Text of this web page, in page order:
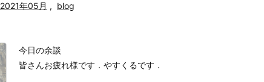
2021年05月 , blog
今日の余談
皆さんお疲れ様です．やすくるです．